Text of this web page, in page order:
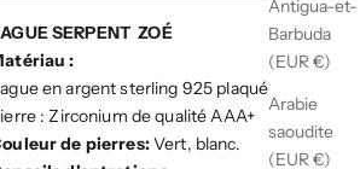
Antigua-et-
Barbuda
(EUR €)
Arabie
saoudite
(EUR €)
SERPENT ZOÉ
:
en argent sterling 925 plaqué rhodium.
: Zirconium de qualité AAA+
de pierres:Vert, blanc.